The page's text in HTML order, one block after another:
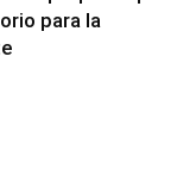
para la